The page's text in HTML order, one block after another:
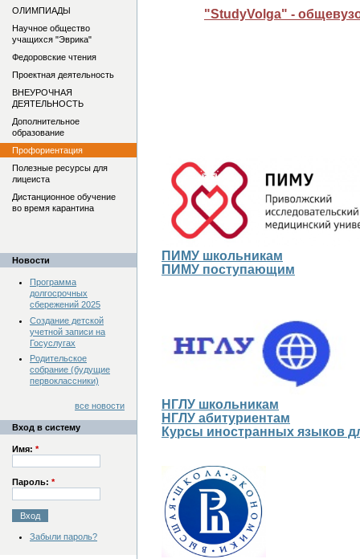
"StudyVolga" -
ПИМУ школьникам
ПИМУ поступающим
НГЛУ школьникам
НГЛУ абитуриентам
Курсы иностранных языков
ОЛИМПИАДЫ
Научное общество
учащихся "Эврика"
Федоровские чтения
Проектная деятельность
ВНЕУРОЧНАЯ
ДЕЯТЕЛЬНОСТЬ
Дополнительное
образование
Профориентация
Полезные ресурсы для
лицеиста
Дистанционное обучение
во время карантина
Новости
Программа
долгосрочных
сбережений 2025
Создание детской
учетной записи на
Госуслугах
Родительское
собрание (будущие
первоклассники)
все новости
Вход в систему
Имя: *
Пароль: *
Забыли пароль?